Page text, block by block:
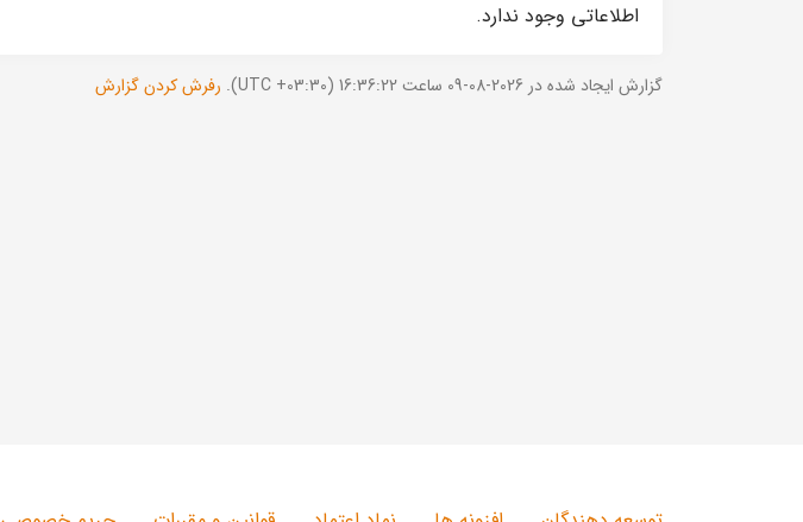
اطلاعاتی وجود ندارد.
گزارش ایجاد شده در 2026-08-09 ساعت 16:36:22 (UTC +03:30). رفرش کردن گزارش